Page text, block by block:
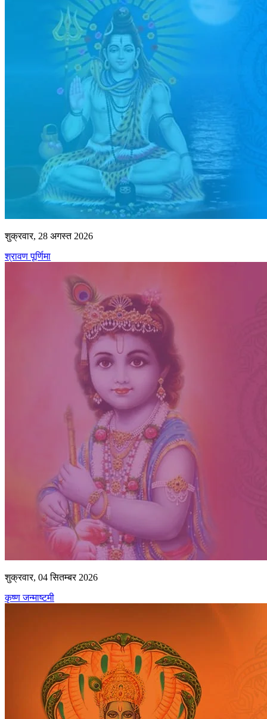
शुक्रवार, 28 अगस्त 2026
श्रावण पूर्णिमा
शुक्रवार, 04 सितम्बर 2026
कृष्ण जन्माष्टमी